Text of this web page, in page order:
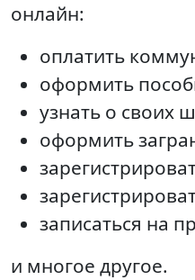
онлайн:
оплатить
оформить
узнать о своих
оформить
записаться на
и многое другое.